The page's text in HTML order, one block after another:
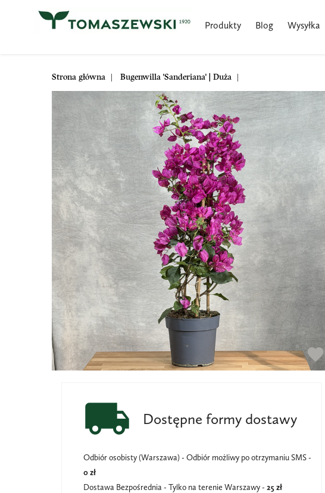
Produkty Blog Wysyłka
Strona główna Bugenwilla 'Sanderiana' | Duża
favorite
local_shipping Dostępne formy dostawy
Odbiór osobisty (Warszawa) - Odbiór możliwy po otrzymaniu SMS -
0 zł
Dostawa Bezpośrednia - Tylko na terenie Warszawy - 25 zł